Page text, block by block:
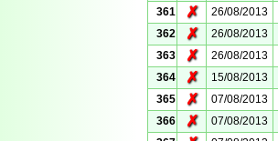
361
✗ 26/08/2013
362
✗ 26/08/2013
363
✗ 26/08/2013
364
✗ 15/08/2013
365
✗ 07/08/2013
366
✗ 07/08/2013